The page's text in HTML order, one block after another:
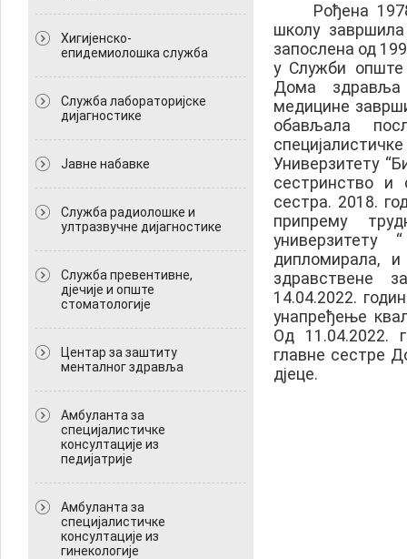
Хигијенско-
епидемиолошка служба
Служба лабораторијске
дијагностике
Јавне набавке
Служба радиолошке и
ултразвучне дијагностике
Служба превентивне,
дјечије и опште
стоматологије
Центар за заштиту
менталног здравља
Амбуланта за
специјалистичке
консултације из
педијатрије
Амбуланта за
специјалистичке
консултације из
гинекологије
Рођена 1978.
школу
запослена од
у Служби
Дома здравља
медицине
обављала
Универзитету
сестринство и
сестра. 2018.
припрему
дипломирала,
здравствене
14.04.2022.
унапређење
Од 11.04.2022.
главне сестре
дјеце.